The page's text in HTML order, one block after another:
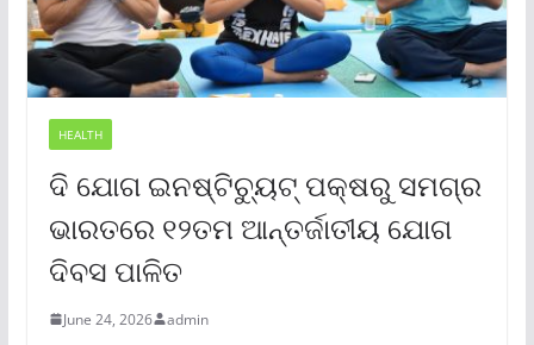
HEALTH
ଦି ଯୋଗ ଇନଷ୍ଟିଚ୍ୟୁଟ୍ ପକ୍ଷରୁ ସମଗ୍ର
ଭାରତରେ ୧୨ତମ ଆନ୍ତର୍ଜାତୀୟ ଯୋଗ
ଦିବସ ପାଳିତ
June 24, 2026 admin